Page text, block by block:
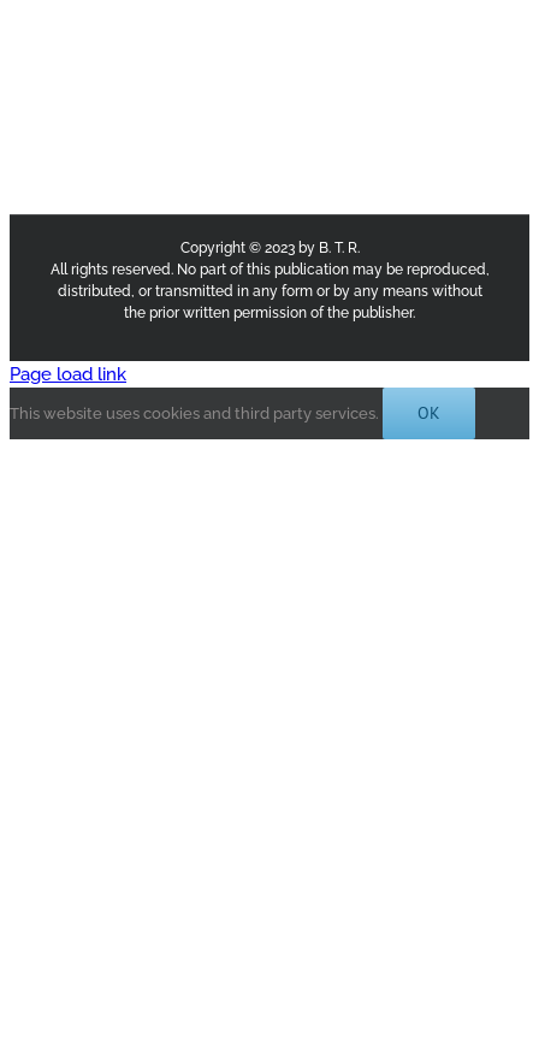
Copyright © 2023 by B. T. R.
All rights reserved. No part of this publication may be reproduced,
distributed, or transmitted in any form or by any means without
the prior written permission of the publisher.
Page load link
This website uses cookies and third party services. OK